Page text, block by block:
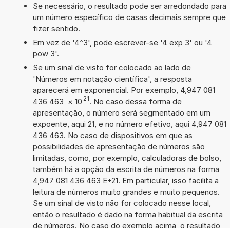
Se necessário, o resultado pode ser arredondado para
um número específico de casas decimais sempre que
fizer sentido.
Em vez de '4^3', pode escrever-se '4 exp 3' ou '4
pow 3'.
Se um sinal de visto for colocado ao lado de
'Números em notação científica', a resposta
aparecerá em exponencial. Por exemplo, 4,947 081
436 463 × 10 21. No caso dessa forma de
apresentação, o número será segmentado em um
expoente, aqui 21, e no número efetivo, aqui 4,947 081
436 463. No caso de dispositivos em que as
possibilidades de apresentação de números são
limitadas, como, por exemplo, calculadoras de bolso,
também há a opção da escrita de números na forma
4,947 081 436 463 E+21. Em particular, isso facilita a
leitura de números muito grandes e muito pequenos.
Se um sinal de visto não for colocado nesse local,
então o resultado é dado na forma habitual da escrita
de números. No caso do exemplo acima, o resultado